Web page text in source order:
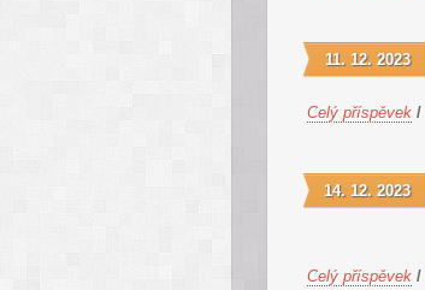
11. 12. 2023
Celý příspěvek /
14. 12. 2023
Celý příspěvek /